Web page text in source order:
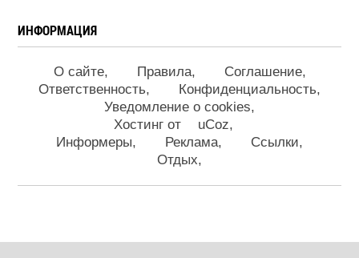
ИНФОРМАЦИЯ
О сайте Правила
Соглашение
Ответственность
Конфиденциальность
Уведомление о cookies
Хостинг от
uCoz
Информеры
Реклама
Ссылки
Отдых